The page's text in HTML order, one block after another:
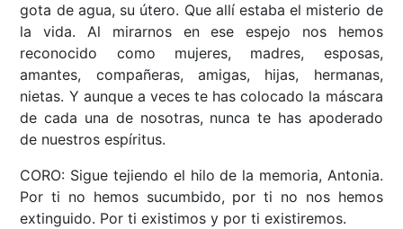
gota de agua, su útero. Que allí estaba el misterio de
la vida. Al mirarnos en ese espejo nos hemos
reconocido como mujeres, madres, esposas,
amantes, compañeras, amigas, hijas, hermanas,
nietas. Y aunque a veces te has colocado la máscara
de cada una de nosotras, nunca te has apoderado
de nuestros espíritus.
CORO: Sigue tejiendo el hilo de la memoria, Antonia.
Por ti no hemos sucumbido, por ti no nos hemos
extinguido. Por ti existimos y por ti existiremos.